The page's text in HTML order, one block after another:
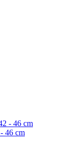
46 cm